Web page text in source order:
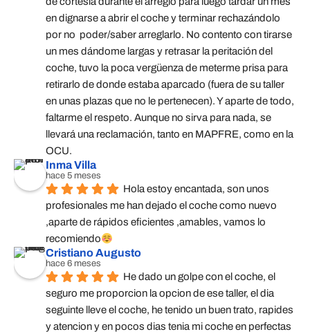
en dignarse a abrir el coche y terminar rechazándolo
por no  poder/saber arreglarlo. No contento con tirarse
un mes dándome largas y retrasar la peritación del
coche, tuvo la poca vergüenza de meterme prisa para
retirarlo de donde estaba aparcado (fuera de su taller
en unas plazas que no le pertenecen). Y aparte de todo,
faltarme el respeto. Aunque no sirva para nada, se
llevará una reclamación, tanto en MAPFRE, como en la
OCU.
Inma Villa
hace 5 meses
Hola estoy encantada, son unos
profesionales me han dejado el coche como nuevo
,aparte de rápidos eficientes ,amables, vamos lo
recomiendo
Cristiano Augusto
hace 6 meses
He dado un golpe con el coche, el
seguro me proporcion la opcion de ese taller, el dia
seguinte lleve el coche, he tenido un buen trato, rapides
y atencion y en pocos dias tenia mi coche en perfectas